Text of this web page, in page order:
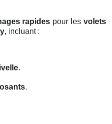
rapides pour lesvolets
, incluant :
.
.